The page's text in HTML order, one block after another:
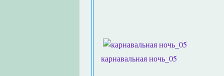
карнавальная ночь_05